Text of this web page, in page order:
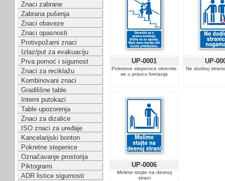
Znaci zabrane
Zabrana pušenja
Znaci obaveze
Znaci opasnosti
Protivpožarni znaci
Izlaz/put za evakuaciju
Prva pomoć i sigurnost
Znaci za reciklažu
Kombinovani znaci
Gradilišne table
Interni putokazi
Table upozorenja
Znaci za dizalice
ISO znaci za uređaje
Kancelarijski bonton
Pokretne stepenice
Označavanje prostorija
Piktogrami
ADR listice sigurnosti
UP-0001
Pokretne stepenice okrenite
se u pravcu kretanja
UP-
Ne dodiruj
UP-0006
Molimo stojte na desnoj
strani